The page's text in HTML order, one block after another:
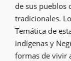
de sus pueblos
tradicionales.
Temática de
indígenas y
formas de vivir